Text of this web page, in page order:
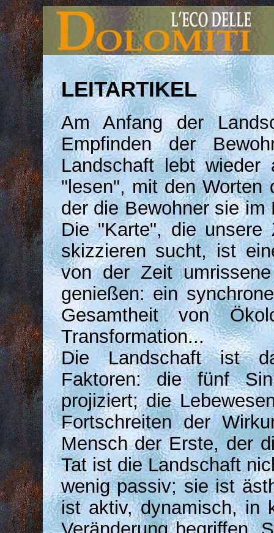
LEITARTIKEL
Am Anfang der
Empfinden der
Landschaft lebt
"lesen", mit den Worten
der die Bewohner sie
Die "Karte", die unsere
skizzieren sucht, ist
von der Zeit
genießen: ein
Gesamtheit von
Transformation...
Die Landschaft ist
Faktoren: die fünf
projiziert; die
Fortschreiten der
Mensch der Erste, der
Tat ist die Landschaft
wenig passiv; sie ist
ist aktiv, dynamisch, in